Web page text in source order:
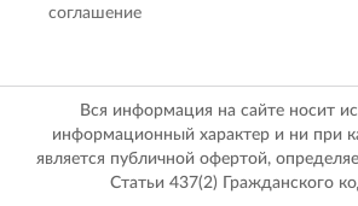
соглашение
Вся информация на сайте носит
информационный характер и ни при
является публичной офертой,
Статьи 437(2) Гражданского